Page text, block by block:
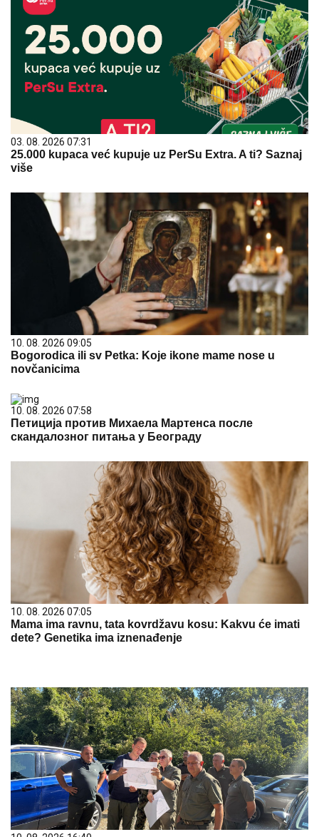
03. 08. 2026 07:31
25.000 kupaca već kupuje uz PerSu Extra. A ti? Saznaj
više
10. 08. 2026 09:05
Bogorodica ili sv Petka: Koje ikone mame nose u
novčanicima
10. 08. 2026 07:58
Петиција против Михаела Мартенса после
скандалозног питања у Београду
10. 08. 2026 07:05
Mama ima ravnu, tata kovrdžavu kosu: Kakvu će imati
dete? Genetika ima iznenađenje